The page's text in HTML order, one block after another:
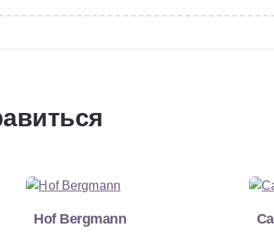
Hof Bergmann